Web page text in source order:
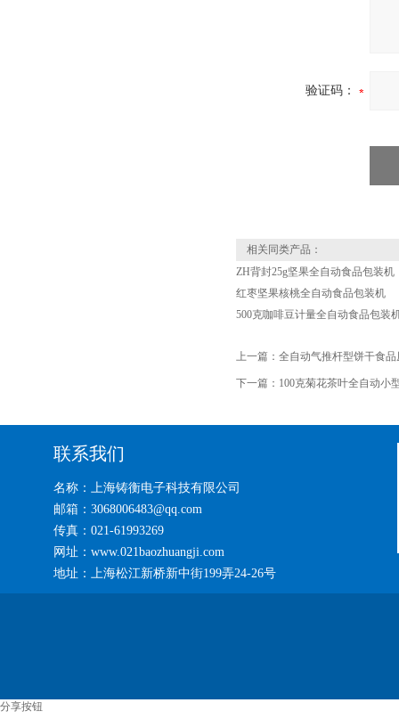
验证码：
相关同类产品：
ZH背封25g坚果全自动食品包装机
红枣坚果核桃全自动食品包装机
500克咖啡豆计量全自动食品包装
上一篇： 全自动气推杆型饼干食
下一篇： 100克菊花茶叶全自动小
联系我们
名称：上海铸衡电子科技有限公司
邮箱：3068006483@qq.com
传真：021-61993269
网址：www.021baozhuangji.com
地址：上海松江新桥新中街199弄24-26号
分享按钮